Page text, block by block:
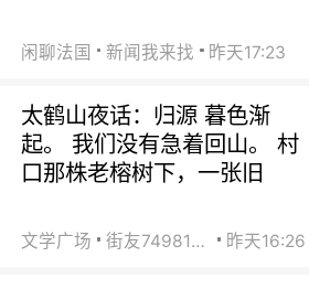
闲聊法国 新闻我来找 昨天17:23
太鹤山夜话：归源 暮色渐
起。 我们没有急着回山。 村
口那株老榕树下，一张旧
文学广场 街友74981146 昨天16:26